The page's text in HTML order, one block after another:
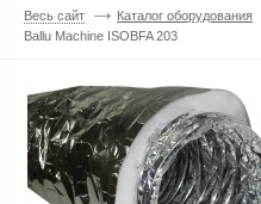
Весь сайт Каталог оборудования
Ballu Machine ISOBFA 203